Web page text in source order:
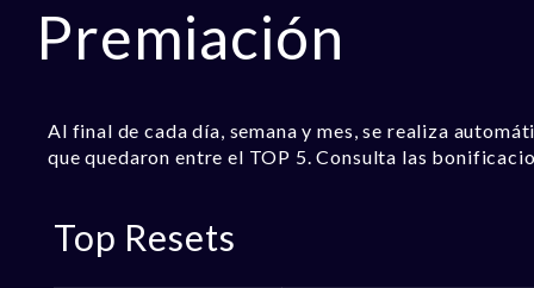
Premiación
Al final de cada día, semana y mes, se realiza
que quedaron entre el TOP 5. Consulta las
Top Resets